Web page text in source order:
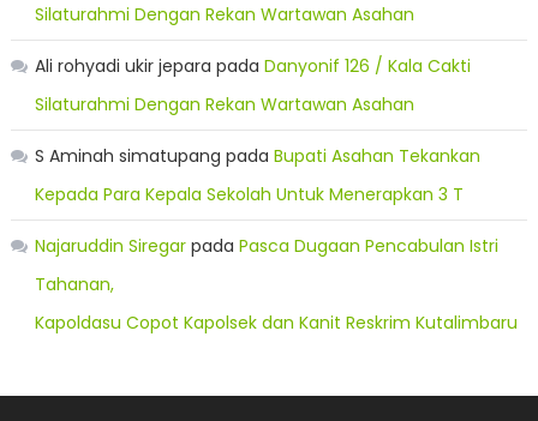
Silaturahmi Dengan Rekan Wartawan Asahan
Ali rohyadi ukir jepara pada Danyonif 126 / Kala Cakti
Silaturahmi Dengan Rekan Wartawan Asahan
S Aminah simatupang pada Bupati Asahan Tekankan
Kepada Para Kepala Sekolah Untuk Menerapkan 3 T
Najaruddin Siregarpada Pasca Dugaan Pencabulan Istri
Tahanan,
Kapoldasu Copot Kapolsek dan Kanit Reskrim Kutalimbaru